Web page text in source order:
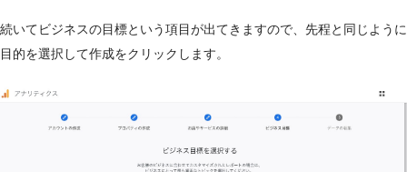
続いてビジネスの目標という項目が出てきますので、先程と同じように
目的を選択して作成をクリックします。